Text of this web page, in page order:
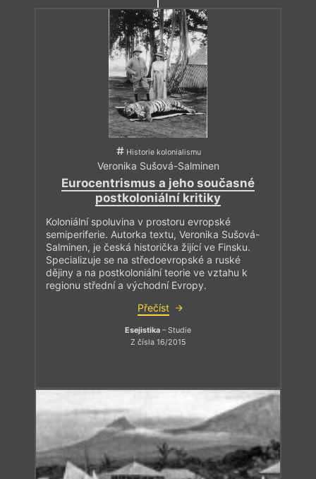
Historie kolonialismu
Veronika Sušová-Salminen
Eurocentrismus a jeho současné
postkoloniální kritiky
Koloniální spoluvina v prostoru evropské
semiperiferie. Autorka textu, Veronika Sušová-
Salminen, je česká historička žijící ve Finsku.
Specializuje se na středoevropské a ruské
dějiny a na postkoloniální teorie ve vztahu k
regionu střední a východní Evropy.
Přečíst
Esejistika – Studie
Z čísla 16/2015